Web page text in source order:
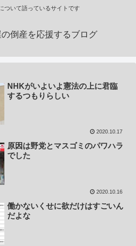
ついて語っているサイトです
倒産を応援するブログ
NHKがいよいよ憲法の上に君臨
するつもりらしい
2020.10.17
原因は野党とマスゴミのパワハラ
でした
2020.10.16
働かないくせに欲だけはすごいん
だよな